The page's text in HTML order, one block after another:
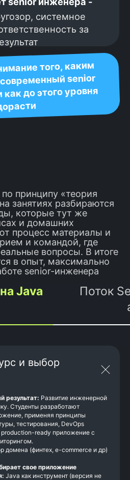
принципу «теория
занятиях разбираются
которые тут же
и домашних
процесс материалы и
и командой, где
вопросы. В итоге
в опыт, максимально
senior-инженера
Java
Поток
и выбор
результат: Развитие инженерной
Студенты разработают
применяя принципы
тестирования, DevOps
production-ready приложение с
домена (финтех, e-commerce и др)
свое приложение
Java как инструмент (версия не